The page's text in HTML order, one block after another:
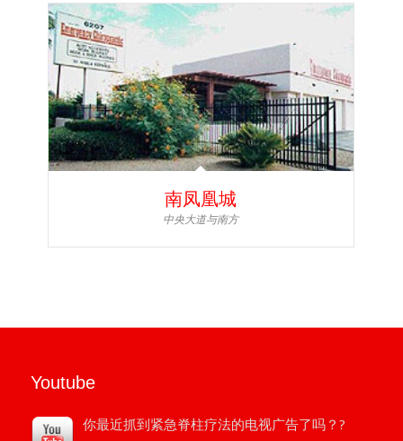
南凤凰城
中央大道与南方
Youtube
你最近抓到紧急脊柱疗法的电视广告了吗？?